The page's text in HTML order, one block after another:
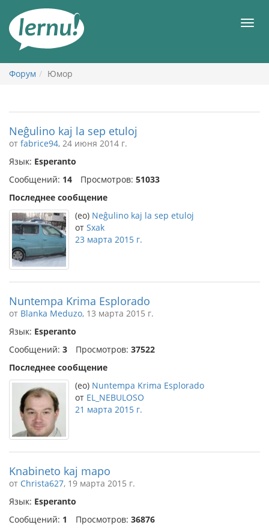
содержанию
Форум Юмор
Neĝulino kaj la sep etuloj
от fabrice94, 24 июня 2014 г.
Язык: Esperanto
Сообщений: 14 Просмотров: 51033
Последнее сообщение
(eo) Neĝulino kaj la sep etuloj
от Sxak
23 марта 2015 г.
Nuntempa Krima Esplorado
от Blanka Meduzo, 13 марта 2015 г.
Язык: Esperanto
Сообщений: 3 Просмотров: 37522
Последнее сообщение
(eo) Nuntempa Krima Esplorado
от EL_NEBULOSO
21 марта 2015 г.
Knabineto kaj mapo
от Christa627, 19 марта 2015 г.
Язык: Esperanto
Сообщений: 1 Просмотров: 36876